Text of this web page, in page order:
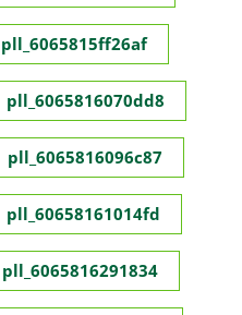
pll_6065815ff26af
pll_6065816070dd8
pll_6065816096c87
pll_60658161014fd
pll_6065816291834